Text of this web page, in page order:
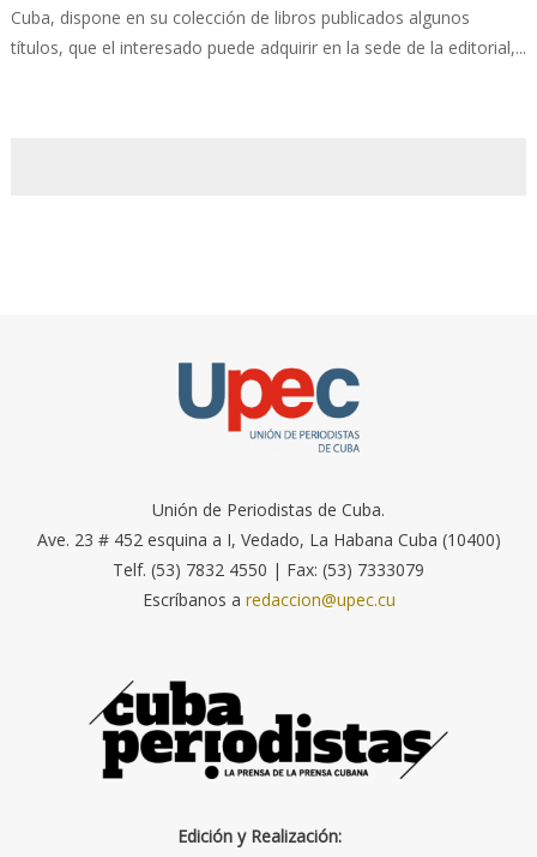
Cuba, dispone en su colección de libros publicados algunos
títulos, que el interesado puede adquirir en la sede de la editorial,...
Unión de Periodistas de Cuba.
Ave. 23 # 452 esquina a I, Vedado, La Habana Cuba (10400)
Telf. (53) 7832 4550 | Fax: (53) 7333079
Escríbanos a redaccion@upec.cu
Edición y Realización: